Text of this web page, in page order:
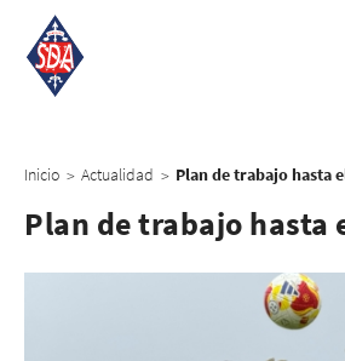
Inicio > Actualidad >
Plan de trabajo hasta